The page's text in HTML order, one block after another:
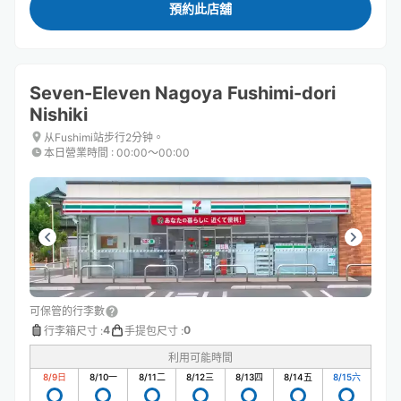
預約此店舖
Seven-Eleven Nagoya Fushimi-dori
Nishiki
从Fushimi站步行2分钟。
本日營業時間 : 00:00〜00:00
可保管的行李數
行李箱尺寸 :4 手提包尺寸 :0
利用可能時間
8/9日 8/10一 8/11二 8/12三 8/13四 8/14五 8/15六